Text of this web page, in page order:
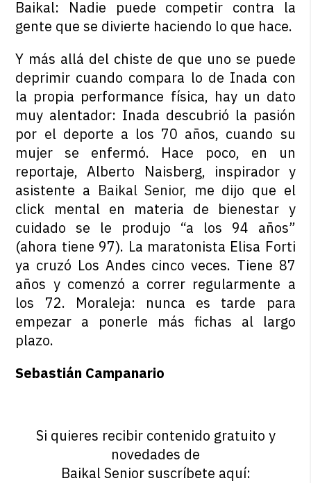
Baikal: Nadie puede competir contra la
gente que se divierte haciendo lo que hace.
Y más allá del chiste de que uno se puede
deprimir cuando compara lo de Inada con
la propia performance física, hay un dato
muy alentador: Inada descubrió la pasión
por el deporte a los 70 años, cuando su
mujer se enfermó. Hace poco, en un
reportaje, Alberto Naisberg, inspirador y
asistente a Baikal Senior, me dijo que el
click mental en materia de bienestar y
cuidado se le produjo “a los 94 años”
(ahora tiene 97). La maratonista Elisa Forti
ya cruzó Los Andes cinco veces. Tiene 87
años y comenzó a correr regularmente a
los 72. Moraleja: nunca es tarde para
empezar a ponerle más fichas al largo
plazo.
Sebastián Campanario
Si quieres recibir contenido gratuito y
novedades de
Baikal Senior suscríbete aquí: